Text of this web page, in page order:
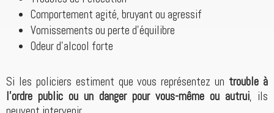
Comportement agité, bruyant ou agressif
Vomissements ou perte d’équilibre
Odeur d’alcool forte
Si les policiers estiment que vous représentez un trouble à
l’ordre public ou un danger pour vous-même ou autrui, ils